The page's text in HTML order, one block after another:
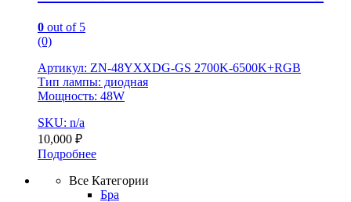
0 out of 5
(0)
Артикул: ZN-48YXXDG-GS 2700K-6500K+RGB
Тип лампы: диодная
Мощность: 48W
SKU: n/a
10,000 ₽
Подробнее
Все Категории
Бра